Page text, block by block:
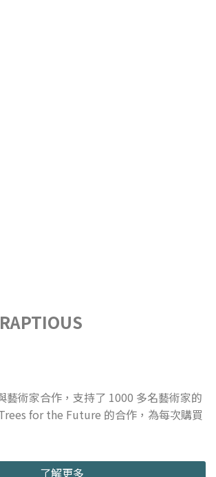
術家合作，支持了 1000 多名藝術家的
for the Future 的合作，為每次購買
了解更多